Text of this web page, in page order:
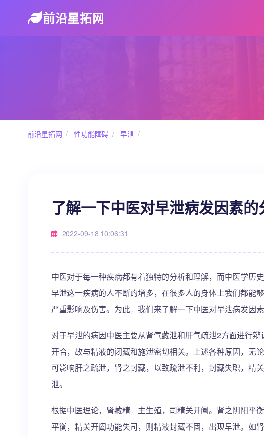
前沿星拓网
前沿星拓网 / 性功能障碍 / 早泄 /
了解一下中医对早泄病发因素的
2022-09-18 10:06:31
中医对于每一种疾病都有着独特的分析和理解，而中医学历
早泄这一疾病的人不断的增多，在很多人的身体上我们都能
严重影响及伤害。为此，我们来了解一下中医对早泄病发因
对于早泄的病因中医主要从肾气藏泄和肝气疏泄2方面进行
开合，故与精液的闭藏和施泄密切相关。上述各种原因，无
可影响肝之疏泄，肾之封藏，以致疏泄不利，封藏失职，精
泄。
根据中医理论，肾藏精，主生殖，司精关开阖。肾之阴阳平
平衡，精关开阖功能失司，则精液封藏不固，出现早泄。如